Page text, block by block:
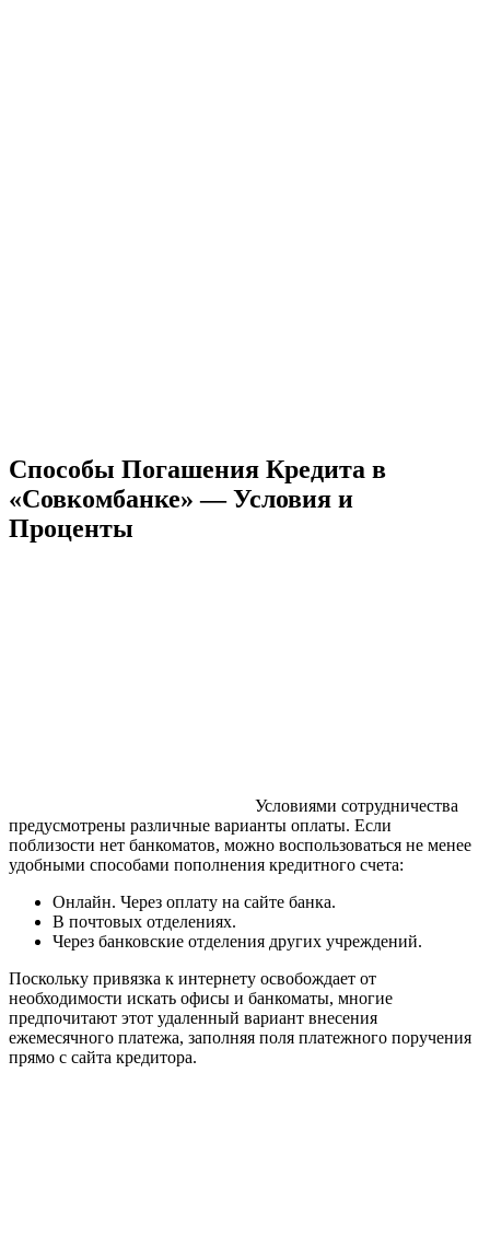
Способы Погашения Кредита в
«Совкомбанке» — Условия и
Проценты
Условиями сотрудничества
предусмотрены различные варианты оплаты. Если
поблизости нет банкоматов, можно воспользоваться не менее
удобными способами пополнения кредитного счета:
Онлайн. Через оплату на сайте банка.
В почтовых отделениях.
Через банковские отделения других учреждений.
Поскольку привязка к интернету освобождает от
необходимости искать офисы и банкоматы, многие
предпочитают этот удаленный вариант внесения
ежемесячного платежа, заполняя поля платежного поручения
прямо с сайта кредитора.